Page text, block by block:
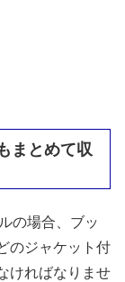
まとめて収
の場合、ブッ
のジャケット付
ければなりませ